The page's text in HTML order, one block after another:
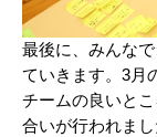
最後に、みんな
ていきます。3月
チームの良いと
合いが行われまし